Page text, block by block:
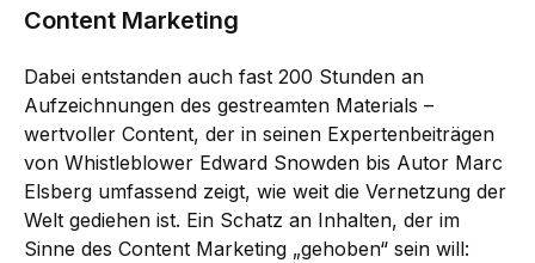
Content Marketing
Dabei entstanden auch fast 200 Stunden an
Aufzeichnungen des gestreamten Materials –
wertvoller Content, der in seinen Expertenbeiträgen
von Whistleblower Edward Snowden bis Autor Marc
Elsberg umfassend zeigt, wie weit die Vernetzung der
Welt gediehen ist. Ein Schatz an Inhalten, der im
Sinne des Content Marketing „gehoben“ sein will: